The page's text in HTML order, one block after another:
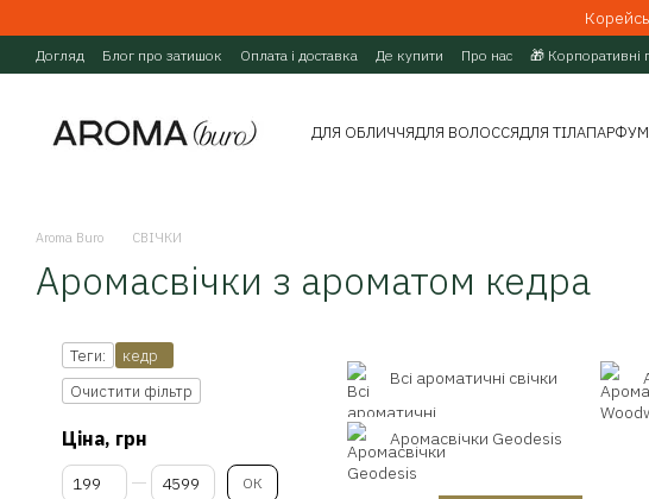
Догляд Блог про затишок Оплата і доставка Де купити Про нас 🎁 Корпоративні
ДЛЯ ОБЛИЧЧЯДЛЯ ВОЛОССЯДЛЯ ТІЛА
Aroma Buro СВІЧКИ
Аромасвічки з ароматом кедра
Всі ароматичні свічки
Аромасвічки Geodesis
Теги:
кедр
Очистити фільтр
Ціна, грн
Від Ціна, грн
До Ціна, грн ОК